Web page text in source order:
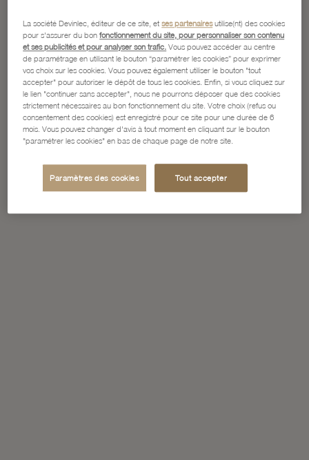
La société Devinlec, éditeur de ce site, etses partenairesutilise(nt) des cookies
pour s'assurer du bonfonctionnement du site, pour personnaliser son contenu
et ses publicités et pour analyser son trafic. Vous pouvez accéder au centre
de paramétrage en utilisant le bouton “paramétrer les cookies” pour exprimer
vos choix sur les cookies. Vous pouvez également utiliser le bouton "tout
accepter" pour autoriser le dépôt de tous les cookies. Enfin, si vous cliquez sur
le lien "continuer sans accepter", nous ne pourrons déposer que des cookies
strictement nécessaires au bon fonctionnement du site. Votre choix (refus ou
consentement des cookies) est enregistré pour ce site pour une durée de 6
mois. Vous pouvez changer d'avis à tout moment en cliquant sur le bouton
"paramétrer les cookies" en bas de chaque page de notre site.
Paramètres des cookies Tout accepter